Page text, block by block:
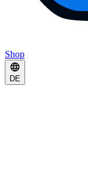
Shop
DE